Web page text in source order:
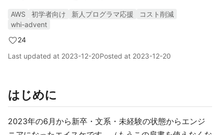
AWS 初学者向け 新人プログラマ応援
コスト削減
whi-advent
24
Last updated at 2023-12-20Posted at 2023-12-20
はじめに
2023年の6月から新卒・文系・未経験の状態からエンジ